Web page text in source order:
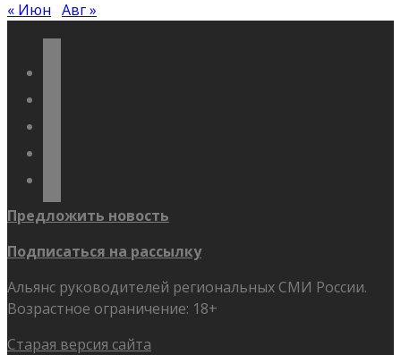
« Июн Авг »
Предложить новость
Подписаться на рассылку
Альянс руководителей региональных СМИ России.
Возрастное ограничение: 18+
Старая версия сайта